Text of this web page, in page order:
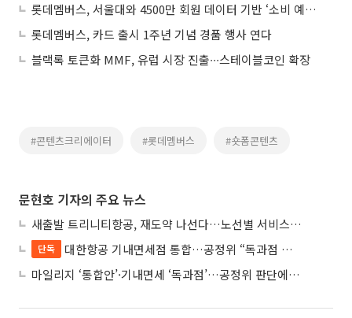
롯데멤버스, 서울대와 4500만 회원 데이터 기반 ‘소비 예측 모델’ 개발
롯데멤버스, 카드 출시 1주년 기념 경품 행사 연다
블랙록 토큰화 MMF, 유럽 시장 진출∙∙∙스테이블코인 확장
#콘텐츠크리에이터 #롯데멤버스 #숏폼콘텐츠
문현호 기자의 주요 뉴스
새출발 트리니티항공, 재도약 나선다…노선별 서비스 차별화
단독
대한항공 기내면세점 통합…공정위 “독과점 여부 따진다”
마일리지 ‘통합안’·기내면세 ‘독과점’…공정위 판단에 쏠린 눈